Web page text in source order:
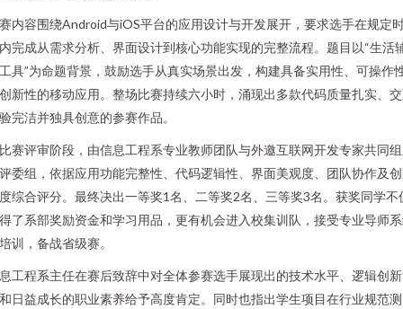
内容围绕Android与iOS平台的应用设计与开发展开，要求选手在规定
完成从需求分析、界面设计到核心功能实现的完整流程。题目以“生活
具”为命题背景，鼓励选手从真实场景出发，构建具备实用性、可操作
新性的移动应用。整场比赛持续六小时，涌现出多款代码质量扎实、
完洁并独具创意的参赛作品。
赛评审阶段，由信息工程系专业教师团队与外邀互联网开发专家共同
委组，依据应用功能完整性、代码逻辑性、界面美观度、团队协作及
综合评分。最终决出一等奖1名、二等奖2名、三等奖3名。获奖同学不
了系部奖励资金和学习用品，更有机会进入校集训队，接受专业导师
训，备战省级赛。
工程系主任在赛后致辞中对全体参赛选手展现出的技术水平、逻辑创
日益成长的职业素养给予高度肯定。同时也指出学生项目在行业规范测